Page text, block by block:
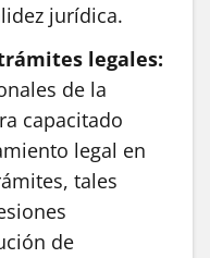
jurídica.
legales:
de la
capacitado
legal en
tales
de